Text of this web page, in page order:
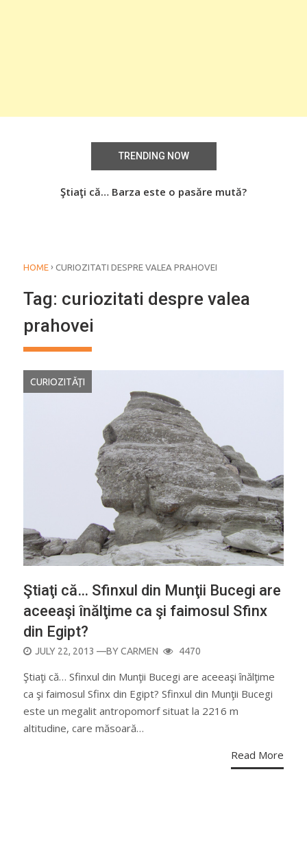
TRENDING NOW
Ştiaţi că… Barza este o pasăre mută?
HOME › CURIOZITATI DESPRE VALEA PRAHOVEI
Tag: curiozitati despre valea
prahovei
CURIOZITĂŢI
Ştiaţi că… Sfinxul din Munţii Bucegi are
aceeaşi înălţime ca şi faimosul Sfinx
din Egipt?
POSTED
JULY 22, 2013 —BYCARMEN 4470
Ştiaţi că… Sfinxul din Munţii Bucegi are aceeaşi înălţime
ca şi faimosul Sfinx din Egipt? Sfinxul din Munţii Bucegi
este un megalit antropomorf situat la 2216 m
altitudine, care măsoară…
Read More